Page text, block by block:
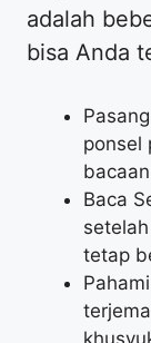
adalah
bisa Anda
ponsel
Baca
tetap